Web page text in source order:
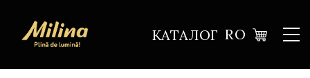
КАТАЛОГ RO